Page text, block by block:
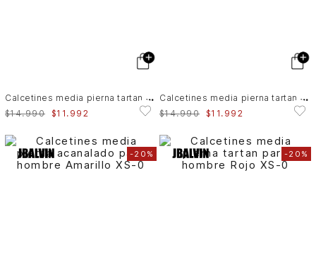
C
alcetines media pierna tartan para hombre
$14.990 $11 . 992
C
alcetines media pierna tartan para hombre
$14.990 $11 . 992
-20% -20%